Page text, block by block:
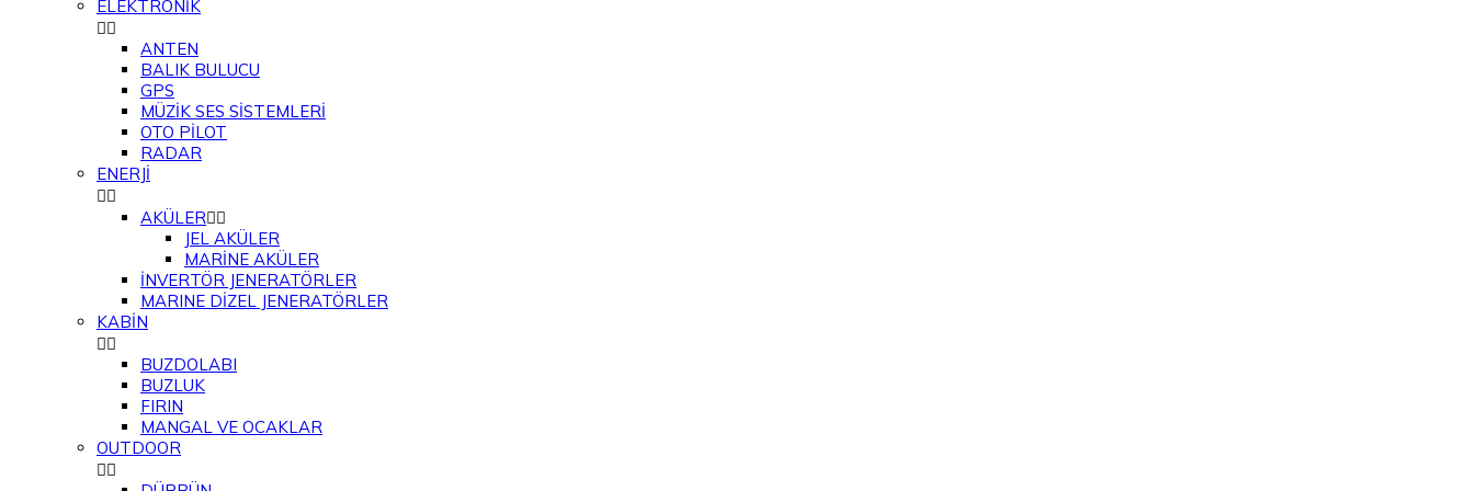
ELEKTRONİK

ANTEN
BALIK BULUCU
GPS
MÜZİK SES SİSTEMLERİ
OTO PİLOT
RADAR
ENERJİ

AKÜLER
JEL AKÜLER
MARİNE AKÜLER
İNVERTÖR JENERATÖRLER
MARINE DİZEL JENERATÖRLER
KABİN

BUZDOLABI
BUZLUK
FIRIN
MANGAL VE OCAKLAR
OUTDOOR
